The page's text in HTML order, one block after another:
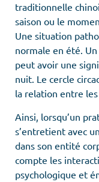
traditionnelle
saison ou le
Une situation
normale en été.
peut avoir une
nuit. Le cercle
la relation entre
Ainsi, lorsqu’un
s’entretient avec
dans son entité
compte les
psychologique et